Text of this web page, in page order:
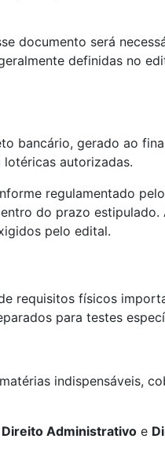
documento será
definidas no
bancário, gerado ao
autorizadas.
regulamentado
do prazo
pelo edital.
requisitos físicos
para testes
indispensáveis,
Direito Administrativo e